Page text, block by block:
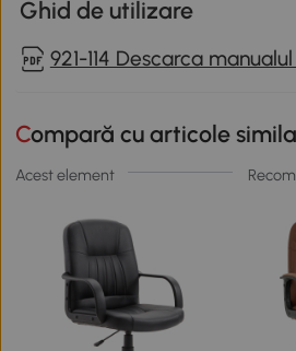
Ghid de utilizare
921-114 Descarca
Compară cu articole
Acest element